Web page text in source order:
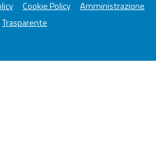
Cookie Policy
Amministrazione
Trasparente